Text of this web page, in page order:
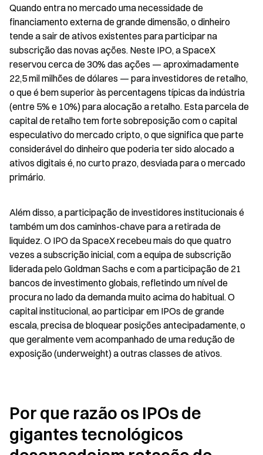
Quando entra no mercado uma necessidade de
financiamento externa de grande dimensão, o dinheiro
tende a sair de ativos existentes para participar na
subscrição das novas ações. Neste IPO, a SpaceX
reservou cerca de 30% das ações — aproximadamente
22,5 mil milhões de dólares — para investidores de retalho,
o que é bem superior às percentagens típicas da indústria
(entre 5% e 10%) para alocação a retalho. Esta parcela de
capital de retalho tem forte sobreposição com o capital
especulativo do mercado cripto, o que significa que parte
considerável do dinheiro que poderia ter sido alocado a
ativos digitais é, no curto prazo, desviada para o mercado
primário.
Além disso, a participação de investidores institucionais é
também um dos caminhos-chave para a retirada de
liquidez. O IPO da SpaceX recebeu mais do que quatro
vezes a subscrição inicial, com a equipa de subscrição
liderada pelo Goldman Sachs e com a participação de 21
bancos de investimento globais, refletindo um nível de
procura no lado da demanda muito acima do habitual. O
capital institucional, ao participar em IPOs de grande
escala, precisa de bloquear posições antecipadamente, o
que geralmente vem acompanhado de uma redução de
exposição (underweight) a outras classes de ativos.
Por que razão os IPOs de
gigantes tecnológicos